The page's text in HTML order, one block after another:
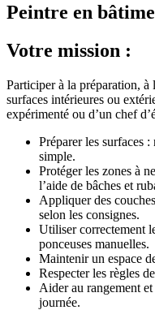
Peintre en
Votre mission :
Participer à la préparation, à
surfaces intérieures ou
expérimenté ou d’un chef
Préparer les surfaces
simple.
Protéger les zones à
l’aide de bâches et
Appliquer des
selon les consignes.
Utiliser correctement
ponceuses manuelles.
Maintenir un espace
Respecter les règles
Aider au rangement
journée.